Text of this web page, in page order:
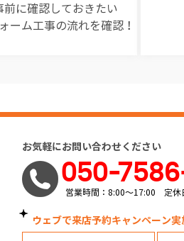
前に確認しておきたい
ーム工事の流れを確認！
お気軽にお問い合わせください
050-
営業時間：8:00～17:00 定休
ウェブで来店予約キャンペーン実